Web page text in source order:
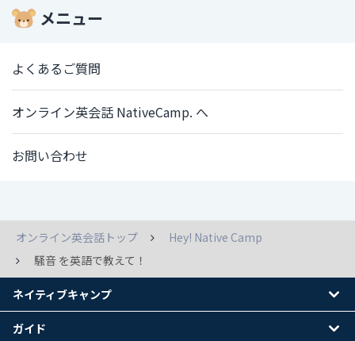
メニュー
よくあるご質問
オンライン英会話 NativeCamp. へ
お問い合わせ
オンライン英会話トップ
Hey! Native Camp
騒音 を英語で教えて！
ネイティブキャンプ
ガイド